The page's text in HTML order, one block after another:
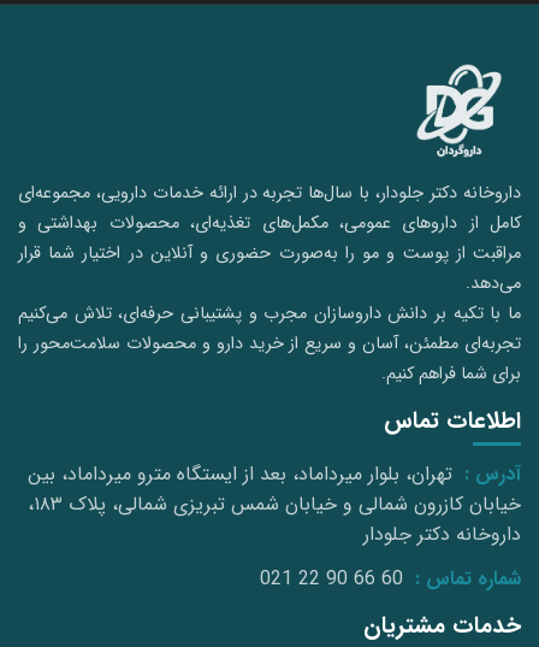
داروخانه دکتر جلودار، با سال‌ها تجربه در ارائه خدمات دارویی، مجموعه‌ای
کامل از داروهای عمومی، مکمل‌های تغذیه‌ای، محصولات بهداشتی و
مراقبت از پوست و مو را به‌صورت حضوری و آنلاین در اختیار شما قرار
می‌دهد.
ما با تکیه بر دانش داروسازان مجرب و پشتیبانی حرفه‌ای، تلاش می‌کنیم
تجربه‌ای مطمئن، آسان و سریع از خرید دارو و محصولات سلامت‌محور را
برای شما فراهم کنیم.
اطلاعات تماس
آدرس : تهران، بلوار میرداماد، بعد از ایستگاه مترو میرداماد، بین
خیابان کازرون شمالی و خیابان شمس تبریزی شمالی، پلاک ۱۸۳،
داروخانه دکتر جلودار
شماره تماس : 021 22 90 66 60
خدمات مشتریان